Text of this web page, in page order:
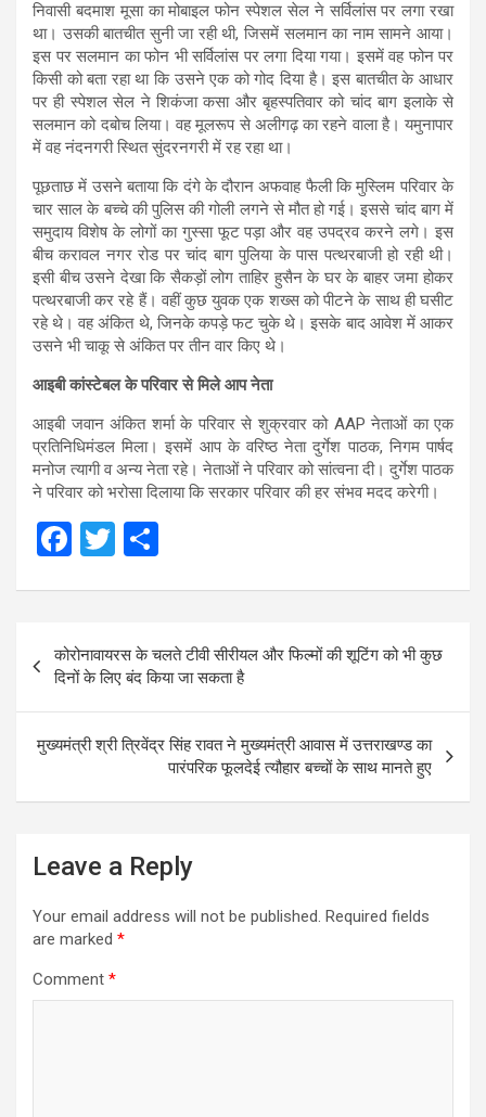
निवासी बदमाश मूसा का मोबाइल फोन स्पेशल सेल ने सर्विलांस पर लगा रखा
था। उसकी बातचीत सुनी जा रही थी, जिसमें सलमान का नाम सामने आया।
इस पर सलमान का फोन भी सर्विलांस पर लगा दिया गया। इसमें वह फोन पर
किसी को बता रहा था कि उसने एक को गोद दिया है। इस बातचीत के आधार
पर ही स्पेशल सेल ने शिकंजा कसा और बृहस्पतिवार को चांद बाग इलाके से
सलमान को दबोच लिया। वह मूलरूप से अलीगढ़ का रहने वाला है। यमुनापार
में वह नंदनगरी स्थित सुंदरनगरी में रह रहा था।
पूछताछ में उसने बताया कि दंगे के दौरान अफवाह फैली कि मुस्लिम परिवार के
चार साल के बच्चे की पुलिस की गोली लगने से मौत हो गई। इससे चांद बाग में
समुदाय विशेष के लोगों का गुस्सा फूट पड़ा और वह उपद्रव करने लगे। इस
बीच करावल नगर रोड पर चांद बाग पुलिया के पास पत्थरबाजी हो रही थी।
इसी बीच उसने देखा कि सैकड़ों लोग ताहिर हुसैन के घर के बाहर जमा होकर
पत्थरबाजी कर रहे हैं। वहीं कुछ युवक एक शख्स को पीटने के साथ ही घसीट
रहे थे। वह अंकित थे, जिनके कपड़े फट चुके थे। इसके बाद आवेश में आकर
उसने भी चाकू से अंकित पर तीन वार किए थे।
आइबी कांस्टेबल के परिवार से मिले आप नेता
आइबी जवान अंकित शर्मा के परिवार से शुक्रवार को AAP नेताओं का एक
प्रतिनिधिमंडल मिला। इसमें आप के वरिष्ठ नेता दुर्गेश पाठक, निगम पार्षद
मनोज त्यागी व अन्य नेता रहे। नेताओं ने परिवार को सांत्वना दी। दुर्गेश पाठक
ने परिवार को भरोसा दिलाया कि सरकार परिवार की हर संभव मदद करेगी।
F
b
o
o
k
T
er e
Post
navigation
कोरोनावायरस के चलते टीवी सीरीयल और फिल्मों की शूटिंग को भी कुछ
दिनों के लिए बंद किया जा सकता है
मुख्यमंत्री श्री त्रिवेंद्र सिंह रावत ने मुख्यमंत्री आवास में उत्तराखण्ड का
पारंपरिक फूलदेई त्यौहार बच्चों के साथ मानते हुए
Leave a Reply
Your email address will not be published. Required fields
are marked *
Comment *